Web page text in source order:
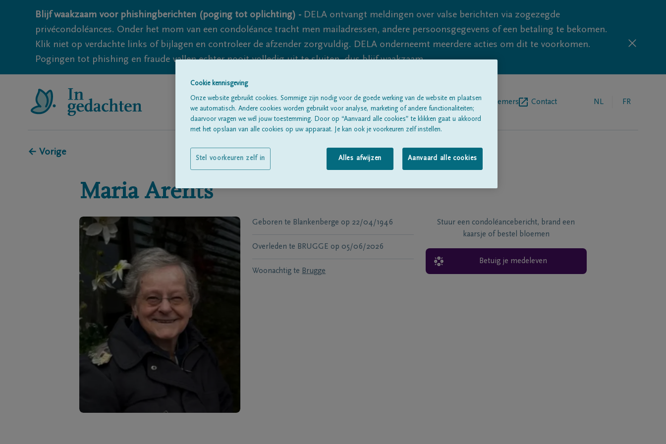
Blijf waakzaam voor phishingberichten (poging tot oplichting) - DELA ontvangt meldingen over valse berichten via zogezegde
privécondoléances. Onder het mom van een condoléance tracht men mailadressen, andere persoonsgegevens of een betaling te bekomen.
Klik niet op verdachte links of bijlagen en controleer de afzender zorgvuldig. DELA onderneemt meerdere acties om dit te voorkomen.
Pogingen tot phishing en fraude vallen echter nooit volledig uit te sluiten, dus blijf waakzaam.
Alle rouwberichtenOver onsBegrafenisondernemers Contact NL FR
← Vorige
Maria Arents
Geboren te Blankenberge op 22/04/1946
Overleden te BRUGGE op 05/06/2026
Woonachtig te Brugge
Stuur een condoléancebericht, brand een
kaarsje of bestel bloemen
Betuig je medeleven
Cookie kennisgeving
Onze website gebruikt cookies. Sommige zijn nodig voor de goede werking van de website en plaatsen
we automatisch. Andere cookies worden gebruikt voor analyse, marketing of andere functionaliteiten;
daarvoor vragen we wél jouw toestemming. Door op “Aanvaard alle cookies” te klikken gaat u akkoord
met het opslaan van alle cookies op uw apparaat. Je kan ook je voorkeuren zelf instellen.
Alles afwijzen Aanvaard alle cookies
Stel voorkeuren zelf in